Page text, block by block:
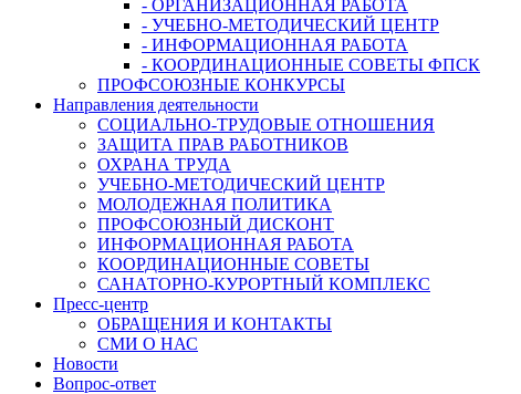
- ОРГАНИЗАЦИОННАЯ РАБОТА
- УЧЕБНО-МЕТОДИЧЕСКИЙ ЦЕНТР
- ИНФОРМАЦИОННАЯ РАБОТА
- КООРДИНАЦИОННЫЕ СОВЕТЫ ФПСК
ПРОФСОЮЗНЫЕ КОНКУРСЫ
Направления деятельности
СОЦИАЛЬНО-ТРУДОВЫЕ ОТНОШЕНИЯ
ЗАЩИТА ПРАВ РАБОТНИКОВ
ОХРАНА ТРУДА
УЧЕБНО-МЕТОДИЧЕСКИЙ ЦЕНТР
МОЛОДЕЖНАЯ ПОЛИТИКА
ПРОФСОЮЗНЫЙ ДИСКОНТ
ИНФОРМАЦИОННАЯ РАБОТА
КООРДИНАЦИОННЫЕ СОВЕТЫ
САНАТОРНО-КУРОРТНЫЙ КОМПЛЕКС
Пресс-центр
ОБРАЩЕНИЯ И КОНТАКТЫ
СМИ О НАС
Новости
Вопрос-ответ